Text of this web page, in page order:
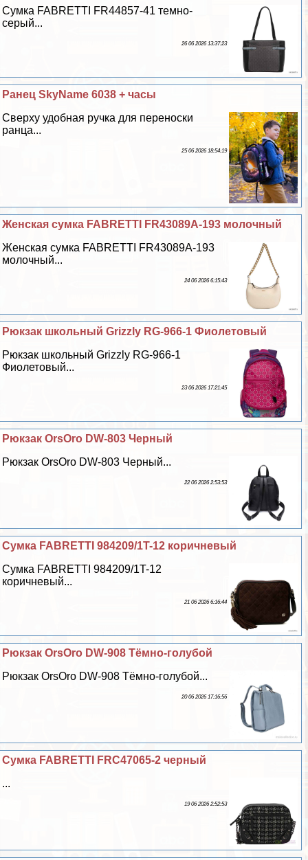
Сумка FABRETTI FR44857-41 темно-
серый...
26 06 2026 13:37:23
Ранец SkyName 6038 + часы
Сверху удобная ручка для переноски
ранца...
25 06 2026 18:54:19
Женская сумка FABRETTI FR43089A-193 молочный
Женская сумка FABRETTI FR43089A-193
молочный...
24 06 2026 6:15:43
Рюкзак школьный Grizzly RG-966-1 Фиолетовый
Рюкзак школьный Grizzly RG-966-1
Фиолетовый...
23 06 2026 17:21:45
Рюкзак OrsOro DW-803 Черный
Рюкзак OrsOro DW-803 Черный...
22 06 2026 2:53:53
Сумка FABRETTI 984209/1T-12 коричневый
Сумка FABRETTI 984209/1T-12
коричневый...
21 06 2026 6:16:44
Рюкзак OrsOro DW-908 Тёмно-гoлyбой
Рюкзак OrsOro DW-908 Тёмно-гoлyбой...
20 06 2026 17:16:56
Сумка FABRETTI FRC47065-2 черный
...
19 06 2026 2:52:53